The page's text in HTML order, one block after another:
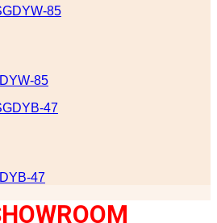
85
47